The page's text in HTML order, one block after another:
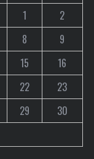
1
2
8
9
15
16
22
23
29
30